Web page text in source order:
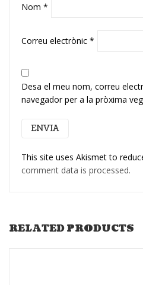
Nom *
Correu electrònic *
Desa el meu nom, correu
navegador per a la pròxima
This site uses Akismet to
comment data is processed.
RELATED PRODUCTS